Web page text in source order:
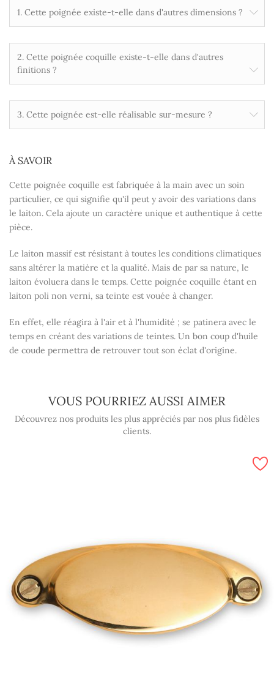
1. Cette poignée existe-t-elle dans d'autres dimensions ?
2. Cette poignée coquille existe-t-elle dans d'autres
finitions ?
3. Cette poignée est-elle réalisable sur-mesure ?
À SAVOIR
Cette poignée coquille est fabriquée à la main avec un soin
particulier, ce qui signifie qu'il peut y avoir des variations dans
le laiton. Cela ajoute un caractère unique et authentique à cette
pièce.
Le laiton massif est résistant à toutes les conditions climatiques
sans altérer la matière et la qualité. Mais de par sa nature, le
laiton évoluera dans le temps. Cette poignée coquille étant en
laiton poli non verni, sa teinte est vouée à changer.
En effet, elle réagira à l'air et à l'humidité ; se patinera avec le
temps en créant des variations de teintes. Un bon coup d'huile
de coude permettra de retrouver tout son éclat d'origine.
VOUS POURRIEZ AUSSI AIMER
Découvrez nos produits les plus appréciés par nos plus fidèles
clients.